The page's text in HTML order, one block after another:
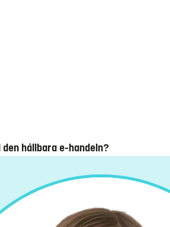
hållbara e-handeln?